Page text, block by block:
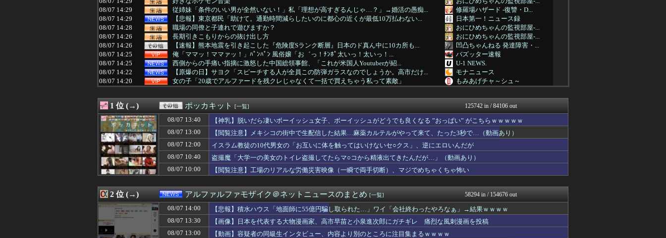
08/07 14:29
従姉妹「条件のいい男が全然いない！」私「理想が高すぎるんじゃ…？」→婚活の愚痴...
修羅場ハザード -復讐・D...
08/07 14:29
【悲報】東京都民「助けて。通勤時間減らしたいのに都心の近くが最低10万払わない...
日本第一！ニュース録
08/07 14:28
職場の同僚と子連れで遊びますか？
おにひめちゃんの監視部屋-...
08/07 14:26
長期引きこもりからの抜け出し方
おにひめちゃんの監視部屋-...
08/07 14:26
【速報】熊本地震を引き起こした『危険度Sランク断層』日本のド真ん中に10カ所も...
凹凸ちゃんねる 発達障害・...
08/07 14:25
俺「ママッ！ママァッ！」ﾊﾟﾝﾊﾟﾝ 風俗嬢「お゛っ！ﾁﾝﾎﾟ太いっ！太いっ！...
バズッター速報
08/07 14:25
西側からの手痛い指摘に激怒した中国総領事館、「これが米国人Youtuberが紹...
U-1 NEWS.
08/07 14:22
【原爆の日】サヨク「スピーチする人が全員この防弾ガラスなのでしょうか。高市だけ...
モナニュース
08/07 14:20
女の子「20歳でアルファードを残クレじゃなくて一括で買えちゃう私って素敵」
もみあげチャ～シュ～
08/07 14:19
久保史緒里ちゃん、浴衣が似合いすぎる！！！【乃木坂46】
坂道情報通～乃木坂46まと...
08/07 14:19
中国「日本は原爆被害者の立場で同情を買おうとするのを止めろ」
まとめたニュース
08/07 14:18
10年後には多数派になっていそうなことpart２
おにひめちゃんの監視部屋-...
08/07 14:18
【悲報】最近のキッズ「Youtubeの10分動画を倍速で見るぞ！効率効率ゥー！...
アニはつ -アニメ発信場-
08/07 14:18
体を壊して働けなくなり自宅療養中。一週間前、階下に明るい家族が引越してきてから...
おにひめちゃんの監視部屋-...
08/07 14:16
今まで彼女を雑に扱ってきたけど嫁には超えゃいけない一線があるように思う。その緊...
おにひめちゃんの監視部屋-...
08/07 14:15
まとめ見てたら、ＮＨＫ払ってない人がフルボッコだった。それを見て...
鬼女の宅配便 - 修羅場・...
08/07 14:15
ペットロスワイ、寂しさに耐えかねて猫カフェに行った結果ww
まとめCUP
08/07 14:12
彼氏の家で不倫してる私。彼氏にキスしていたらいないはずの彼の嫁がいた。
浮気ちゃんねる
08/07 14:11
イチローさん「僕は本を読まない。好きなアニメはドラゴンボール」【海外の反応】
マニア・オブ・フットボール...
08/07 14:10
【画像】グラドル東雲うみ、水着が食い込んだ横尻がHすぎる
まとめ芸能＠美女画像まとめ...
08/07 14:10
中国政府「原爆投下の背景こそ反省が必要だ」と主張
保守速報
08/07 14:10
【速報】パさん「平和を願う式典なのに防弾ガラスと防弾バッグSP」安倍元首相の悲...
おーるじゃんる
08/07 14:09
【悲報】アメリカの小売でPS5コーナーの撤退準備、はじまる
トレンドの通り道
08/07 14:09
【画像】iPhoneSE、女子高生を追い詰めてしまう・・・
1 位 (→) ポッカキット [一覧] 125742 in / 84106 out
08/07 13:40
【神乳】脱いだら凄いボーイッシュ女子、ボーイッシュがどうでも良くなる ”おっぱい” がこちらｗｗｗｗｗ
08/07 13:00
【閲覧注意】メキシコの街中で生配信した結果…麻薬カルテルがやって来て、たった3秒で…（動画あり）
08/07 12:00
イスラム教徒の10代男女の「お互いに体を触ってはいけないセ○クス」、逆にエロいんだが
08/07 10:40
盗撮魔「大学一の美女のトイレ盗撮してたらマ○コから精液出てきたんだが…」（動画あり）
08/07 10:00
【閲覧注意】工場のリアルな労働災害映像（一瞬で両手切断）、マジでめちゃくちゃ怖い
2 位 (→) アルファルファモザイク＠ネットニュースのまとめ [一覧] 58294 in / 154676 out
08/07 14:00
【悲報】積水ハウス「地面師に55億円騙し取られた…」ワイ「会社終わったやろなぁ」→結果ｗｗｗｗ
08/07 13:30
【画像】日本を代表する大物漫画家、高市早苗と小泉進次郎にガチギレ 痛烈な風刺漫画を投稿
08/07 13:00
【動画】容疑者の同級生インタビュー、内容より別のところに注目集まるｗｗｗｗ